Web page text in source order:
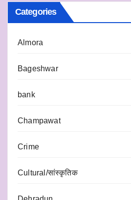
Categories
Almora
Bageshwar
bank
Champawat
Crime
Cultural/सांस्कृतिक